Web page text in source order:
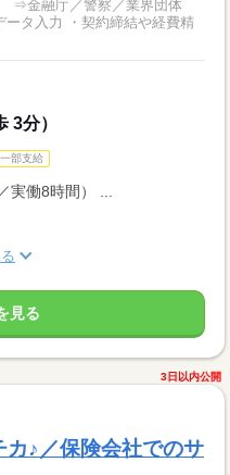
⇒金融庁／警察／業界団体
タ入力 ・契約締結や経費精
3分）
部支給
実働8時間） ...
見る
3日以内公開
♪／保険会社でのサ